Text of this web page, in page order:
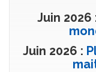
Juin 2026
Juin 2026 :